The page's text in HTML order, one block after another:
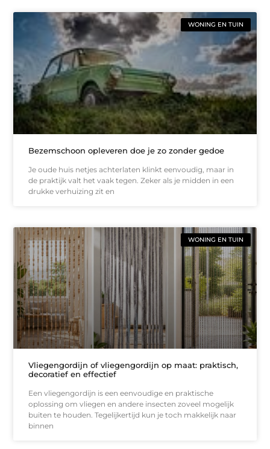
WONING EN TUIN
Bezemschoon opleveren doe je zo zonder gedoe
Je oude huis netjes achterlaten klinkt eenvoudig, maar in
de praktijk valt het vaak tegen. Zeker als je midden in een
drukke verhuizing zit en
WONING EN TUIN
Vliegengordijn of vliegengordijn op maat: praktisch,
decoratief en effectief
Een vliegengordijn is een eenvoudige en praktische
oplossing om vliegen en andere insecten zoveel mogelijk
buiten te houden. Tegelijkertijd kun je toch makkelijk naar
binnen